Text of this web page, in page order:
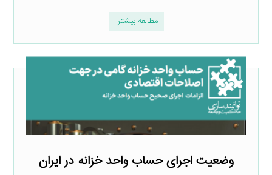
مطالعه بیشتر
وضعیت اجرای حساب واحد خزانه در ایران